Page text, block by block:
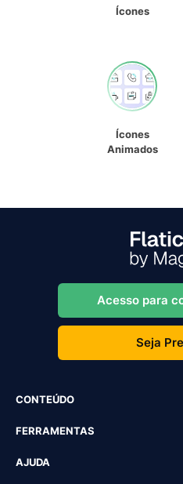
Ícones
Ícones
Animados
Acesso para
Seja
CONTEÚDO
FERRAMENTAS
AJUDA